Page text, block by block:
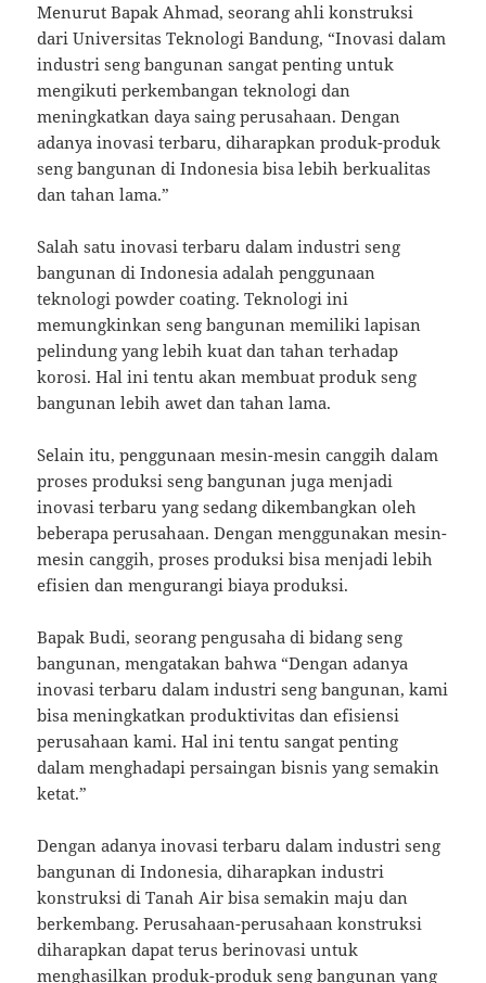
Menurut Bapak Ahmad, seorang ahli konstruksi
dari Universitas Teknologi Bandung, “Inovasi dalam
industri seng bangunan sangat penting untuk
mengikuti perkembangan teknologi dan
meningkatkan daya saing perusahaan. Dengan
adanya inovasi terbaru, diharapkan produk-produk
seng bangunan di Indonesia bisa lebih berkualitas
dan tahan lama.”
Salah satu inovasi terbaru dalam industri seng
bangunan di Indonesia adalah penggunaan
teknologi powder coating. Teknologi ini
memungkinkan seng bangunan memiliki lapisan
pelindung yang lebih kuat dan tahan terhadap
korosi. Hal ini tentu akan membuat produk seng
bangunan lebih awet dan tahan lama.
Selain itu, penggunaan mesin-mesin canggih dalam
proses produksi seng bangunan juga menjadi
inovasi terbaru yang sedang dikembangkan oleh
beberapa perusahaan. Dengan menggunakan mesin-
mesin canggih, proses produksi bisa menjadi lebih
efisien dan mengurangi biaya produksi.
Bapak Budi, seorang pengusaha di bidang seng
bangunan, mengatakan bahwa “Dengan adanya
inovasi terbaru dalam industri seng bangunan, kami
bisa meningkatkan produktivitas dan efisiensi
perusahaan kami. Hal ini tentu sangat penting
dalam menghadapi persaingan bisnis yang semakin
ketat.”
Dengan adanya inovasi terbaru dalam industri seng
bangunan di Indonesia, diharapkan industri
konstruksi di Tanah Air bisa semakin maju dan
berkembang. Perusahaan-perusahaan konstruksi
diharapkan dapat terus berinovasi untuk
menghasilkan produk-produk seng bangunan yang